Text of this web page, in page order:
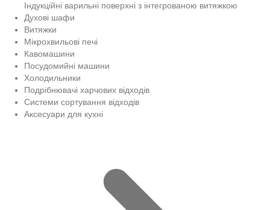
Індукційні варильні поверхні з інтегрованою витяжкою
Духові шафи
Витяжки
Мікрохвильові печі
Кавомашини
Посудомийні машини
Холодильники
Подрібнювачі харчових відходів
Системи сортування відходів
Аксесуари для кухні